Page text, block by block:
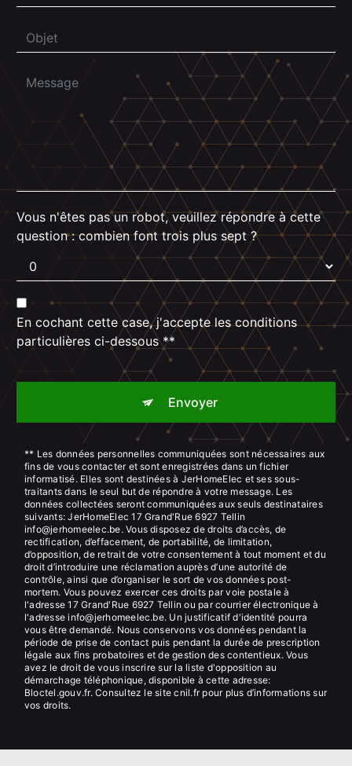
Vous n'êtes pas un robot, veuillez répondre à cette
question : combien font trois plus sept ?
En cochant cette case, j'accepte les conditions
particulières ci-dessous **
Envoyer
** Les données personnelles communiquées sont nécessaires aux
fins de vous contacter et sont enregistrées dans un fichier
informatisé. Elles sont destinées à JerHomeElec et ses sous-
traitants dans le seul but de répondre à votre message. Les
données collectées seront communiquées aux seuls destinataires
suivants: JerHomeElec 17 Grand'Rue 6927 Tellin
info@jerhomeelec.be. Vous disposez de droits d’accès, de
rectification, d’effacement, de portabilité, de limitation,
d’opposition, de retrait de votre consentement à tout moment et du
droit d’introduire une réclamation auprès d’une autorité de
contrôle, ainsi que d’organiser le sort de vos données post-
mortem. Vous pouvez exercer ces droits par voie postale à
l'adresse 17 Grand'Rue 6927 Tellin ou par courrier électronique à
l'adresse info@jerhomeelec.be. Un justificatif d'identité pourra
vous être demandé. Nous conservons vos données pendant la
période de prise de contact puis pendant la durée de prescription
légale aux fins probatoires et de gestion des contentieux. Vous
avez le droit de vous inscrire sur la liste d'opposition au
démarchage téléphonique, disponible à cette adresse:
Bloctel.gouv.fr. Consultez le site cnil.fr pour plus d’informations sur
vos droits.